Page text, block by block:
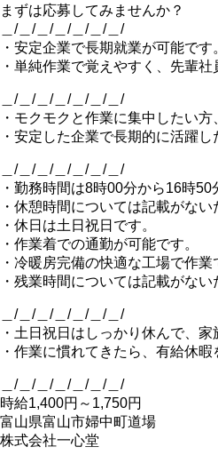
まずは応募してみませんか？
＿/＿/＿/＿/＿/＿/＿/
・安定企業で長期就業が可能で
・単純作業で覚えやすく、先輩
＿/＿/＿/＿/＿/＿/＿/
・モクモクと作業に集中したい
・安定した企業で長期的に活躍
＿/＿/＿/＿/＿/＿/＿/
・勤務時間は8時00分から16時50
・休憩時間については記載がな
・休日は土日祝日です。
・作業着での通勤が可能です。
・冷暖房完備の快適な工場で作業
・残業時間については記載がな
＿/＿/＿/＿/＿/＿/＿/
・土日祝日はしっかり休んで、
・作業に慣れてきたら、有給休
＿/＿/＿/＿/＿/＿/＿/
時給1,400円～1,750円
富山県富山市婦中町道場
株式会社一心堂